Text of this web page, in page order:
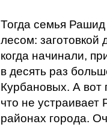
Тогда семья
лесом:
когда начинали,
в десять раз
Курбановых. А вот
что не
районах города.